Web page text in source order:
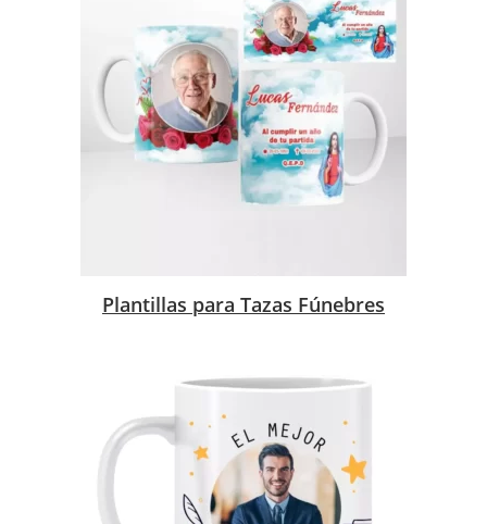
Plantillas para Tazas Fúnebres